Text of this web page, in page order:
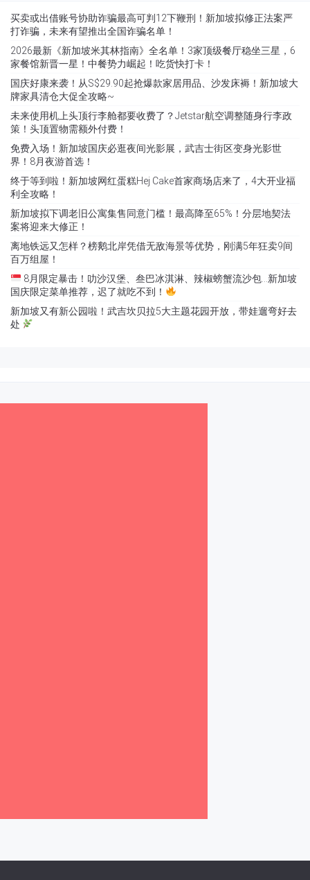
买卖或出借账号协助诈骗最高可判12下鞭刑！新加坡拟修正法案严
打诈骗，未来有望推出全国诈骗名单！
2026最新《新加坡米其林指南》全名单！3家顶级餐厅稳坐三星，6
家餐馆新晋一星！中餐势力崛起！吃货快打卡！
国庆好康来袭！从S$29.90起抢爆款家居用品、沙发床褥！新加坡大
牌家具清仓大促全攻略~
未来使用机上头顶行李舱都要收费了？Jetstar航空调整随身行李政
策！头顶置物需额外付费！
免费入场！新加坡国庆必逛夜间光影展，武吉士街区变身光影世
界！8月夜游首选！
终于等到啦！新加坡网红蛋糕Hej Cake首家商场店来了，4大开业福
利全攻略！
新加坡拟下调老旧公寓集售同意门槛！最高降至65%！分层地契法
案将迎来大修正！
离地铁远又怎样？榜鹅北岸凭借无敌海景等优势，刚满5年狂卖9间
百万组屋！
8月限定暴击！叻沙汉堡、叁巴冰淇淋、辣椒螃蟹流沙包…新加坡
国庆限定菜单推荐，迟了就吃不到！
新加坡又有新公园啦！武吉坎贝拉5大主题花园开放，带娃遛弯好去
处